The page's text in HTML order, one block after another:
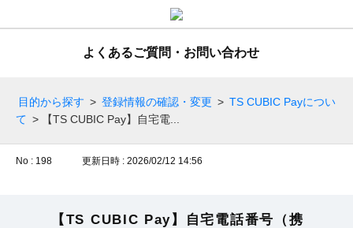
よくあるご質問・お問い合わせ
目的から探す > 登録情報の確認・変更 > TS CUBIC Payについ
て > 【TS CUBIC Pay】自宅電...
No : 198 更新日時 : 2026/02/12 14:56
【TS CUBIC Pay】自宅電話番号（携